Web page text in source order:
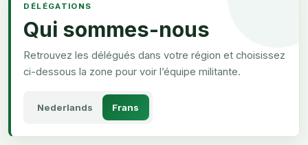
DÉLÉGATIONS
Qui sommes-nous
Retrouvez les délégués dans votre région et choisissez
ci-dessous la zone pour voir l’équipe militante.
Nederlands Frans